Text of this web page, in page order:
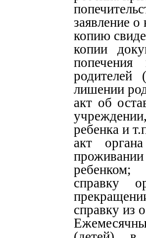
заявление
копию
копии
родителей
лишении
акт об
ребенка и
акт
ребенком;
справку
справку из